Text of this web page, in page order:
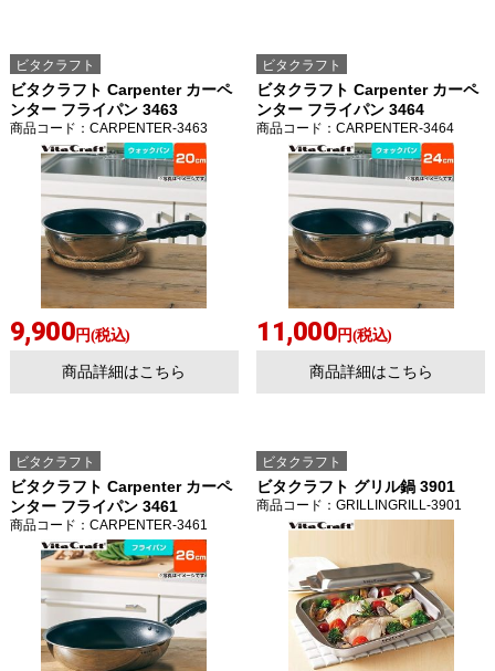
ビタクラフト
ビタクラフト Carpenter カーペ
ンター フライパン 3463
商品コード ：CARPENTER-3463
9,900円(税込)
商品詳細はこちら
ビタクラフト
ビタクラフト Carpenter カーペ
ンター フライパン 3464
商品コード ：CARPENTER-3464
11,000円(税込)
商品詳細はこちら
ビタクラフト
ビタクラフト Carpenter カーペ
ンター フライパン 3461
商品コード ：CARPENTER-3461
ビタクラフト
ビタクラフト グリル鍋 3901
商品コード ：GRILLINGRILL-3901